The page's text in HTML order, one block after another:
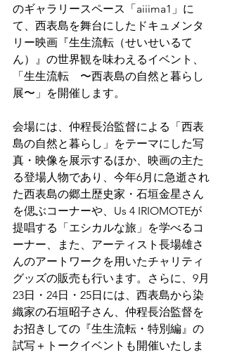
のギャラリースペース「aiiima1」に
て、西表島を舞台にしたドキュメンタ
リー映画『生生流転（せいせいるて
ん）』の世界観を味わえるイベント、
「生生流転　〜西表島の自然と暮らし
展〜」を開催します。
会場には、仲程長治監督による「西表
島の自然と暮らし」をテーマにした写
真・映像を展示するほか、映画の主た
る登場人物であり、今年6月に急逝され
た西表島の郷土歴史家・石垣金星さん
を偲ぶコーナーや、Us 4 IRIOMOTEが
提唱する「エシカルな旅」を学べるコ
ーナー、また、アーティスト長場雄さ
んのアートワークを用いたチャリティ
グッズの販売も行います。さらに、9月
23日・24日・25日には、西表島から染
織家の石垣昭子さん、仲程長治監督を
お招きしての『生生流転・特別編』の
試写＋トークイベントも開催いたしま